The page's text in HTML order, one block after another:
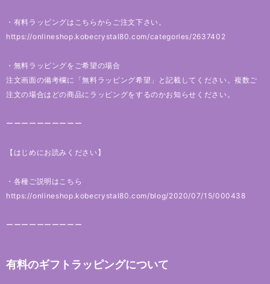
・有料ラッピングはこちらからご注文下さい。
https://onlineshop.kobecrystal80.com/categories/2637402
・無料ラッピングをご希望の場合
注文画面の備考欄に「無料ラッピング希望」と記載してください。複数ご
注文の場合はどの商品にラッピングをするのかお知らせください。
ーーーーーーーーーー
【はじめにお読みください】
・各種ご説明はこちら
https://onlineshop.kobecrystal80.com/blog/2020/07/15/000438
ーーーーーーーーーー
有料のギフトラッピングについて